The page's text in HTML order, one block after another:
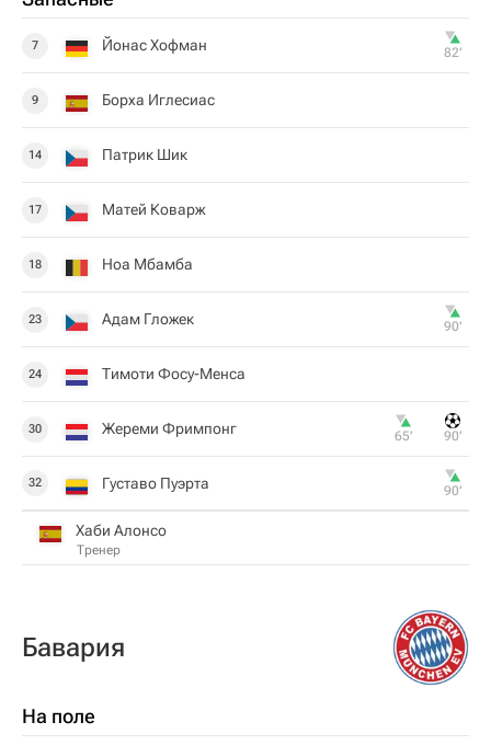
7 Йонас Хофман 82‎’‎
9 Борха Иглесиас
14 Патрик Шик
17 Матей Коварж
18 Ноа Мбамба
23 Адам Гложек 90‎’‎
24 Тимоти Фосу-Менса
30 Жереми Фримпонг 65‎’‎ 90‎’‎
32 Густаво Пуэрта 90‎’‎
Хаби Алонсо
Тренер
Бавария
На поле